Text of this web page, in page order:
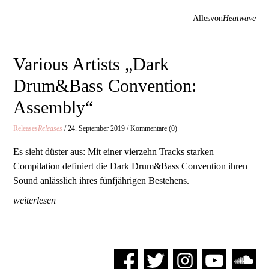
AllesvonHeatwave
Various Artists „Dark
Drum&Bass Convention:
Assembly“
ReleasesReleases / 24. September 2019 / Kommentare (0)
Es sieht düster aus: Mit einer vierzehn Tracks starken
Compilation definiert die Dark Drum&Bass Convention ihren
Sound anlässlich ihres fünfjährigen Bestehens.
weiterlesen